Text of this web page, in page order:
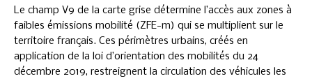
Le champ V9 de la carte grise détermine l’accès aux zones à
faibles émissions mobilité (ZFE-m) qui se multiplient sur le
territoire français. Ces périmètres urbains, créés en
application de la loi d’orientation des mobilités du 24
décembre 2019, restreignent la circulation des véhicules les